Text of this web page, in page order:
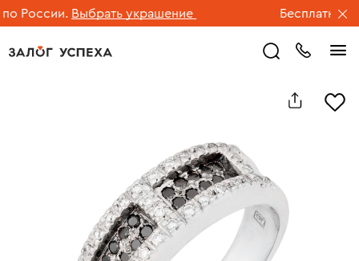
России. Выбрать украшение Бесплатная